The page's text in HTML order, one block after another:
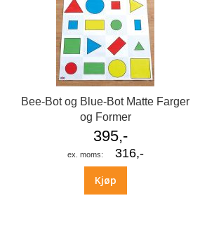
Bee-Bot og Blue-Bot Matte Farger
og Former
395,-
316,-
Kjøp